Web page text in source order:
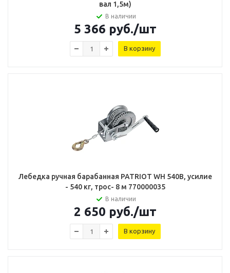
вал 1,5м)
В наличии
5 366 руб./шт
В корзину
Лебедка ручная барабанная PATRIOT WH 540B, усилие
- 540 кг, трос- 8 м 770000035
В наличии
2 650 руб./шт
В корзину